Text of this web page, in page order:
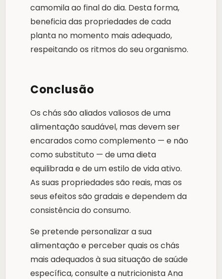
camomila ao final do dia. Desta forma,
beneficia das propriedades de cada
planta no momento mais adequado,
respeitando os ritmos do seu organismo.
Conclusão
Os chás são aliados valiosos de uma
alimentação saudável, mas devem ser
encarados como complemento — e não
como substituto — de uma dieta
equilibrada e de um estilo de vida ativo.
As suas propriedades são reais, mas os
seus efeitos são gradais e dependem da
consistência do consumo.
Se pretende personalizar a sua
alimentação e perceber quais os chás
mais adequados à sua situação de saúde
específica, consulte a nutricionista Ana